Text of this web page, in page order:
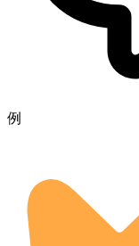
例